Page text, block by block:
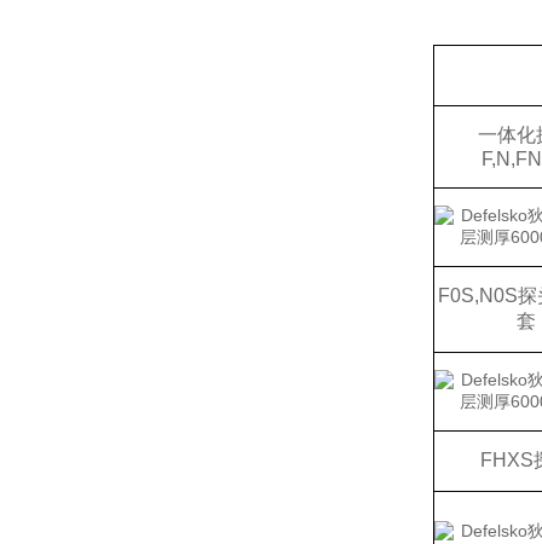
一体化
F0S,N0S探
套
FHXS